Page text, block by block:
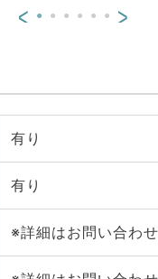
< >
有り
有り
※詳細はお問い合わ